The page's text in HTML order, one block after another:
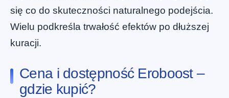
się co do skuteczności naturalnego podejścia.
Wielu podkreśla trwałość efektów po dłuższej
kuracji.
Cena i dostępność Eroboost –
gdzie kupić?